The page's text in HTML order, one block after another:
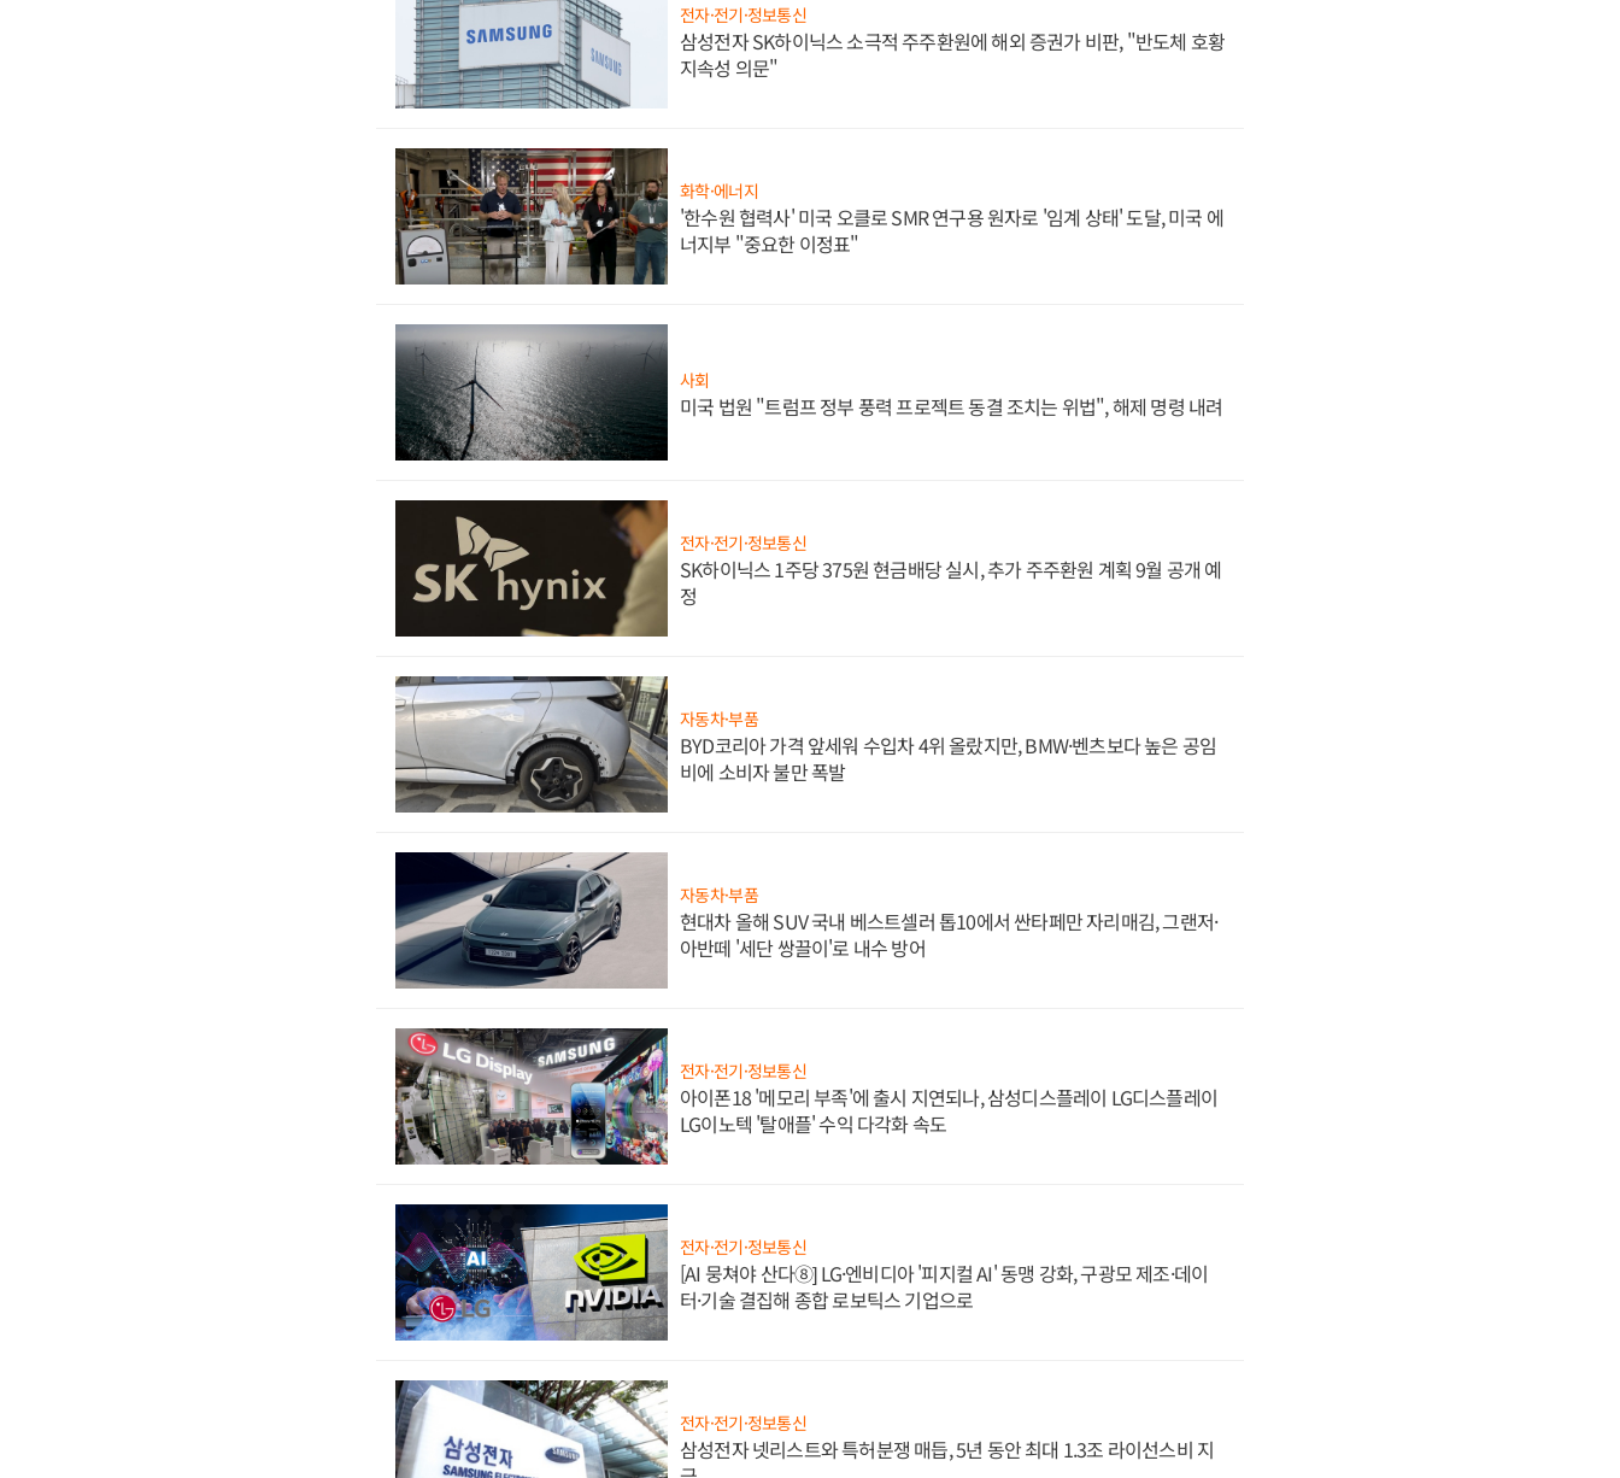
전자·전기·정보통신
삼성전자 SK하이닉스 소극적 주주환원에 해외 증권가 비판, "반도체 호황
지속성 의문"
화학·에너지
'한수원 협력사' 미국 오클로 SMR 연구용 원자로 '임계 상태' 도달, 미국 에
너지부 "중요한 이정표"
사회
미국 법원 "트럼프 정부 풍력 프로젝트 동결 조치는 위법", 해제 명령 내려
전자·전기·정보통신
SK하이닉스 1주당 375원 현금배당 실시, 추가 주주환원 계획 9월 공개 예
정
자동차·부품
BYD코리아 가격 앞세워 수입차 4위 올랐지만, BMW·벤츠보다 높은 공임
비에 소비자 불만 폭발
자동차·부품
현대차 올해 SUV 국내 베스트셀러 톱10에서 싼타페만 자리매김, 그랜저·
아반떼 '세단 쌍끌이'로 내수 방어
전자·전기·정보통신
아이폰18 '메모리 부족'에 출시 지연되나, 삼성디스플레이 LG디스플레이
LG이노텍 '탈애플' 수익 다각화 속도
전자·전기·정보통신
[AI 뭉쳐야 산다⑧] LG·엔비디아 '피지컬 AI' 동맹 강화, 구광모 제조·데이
터·기술 결집해 종합 로보틱스 기업으로
전자·전기·정보통신
삼성전자 넷리스트와 특허분쟁 매듭, 5년 동안 최대 1.3조 라이선스비 지